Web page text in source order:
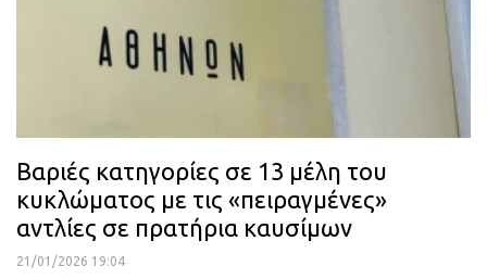
Βαριές κατηγορίες σε 13 μέλη του
κυκλώματος με τις «πειραγμένες»
αντλίες σε πρατήρια καυσίμων
21/01/2026 19:04